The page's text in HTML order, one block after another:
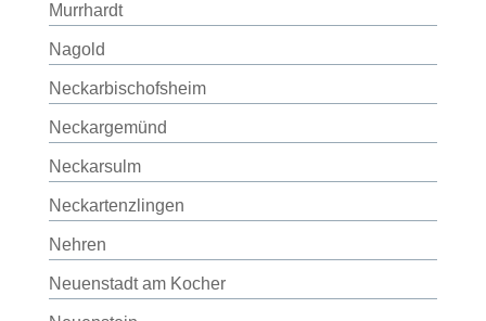
Murrhardt
Nagold
Neckarbischofsheim
Neckargemünd
Neckarsulm
Neckartenzlingen
Nehren
Neuenstadt am Kocher